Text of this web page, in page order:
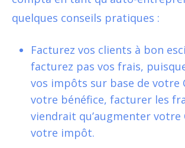
quelques conseils pratiques :
Facturez vos clients à bon
facturez pas vos frais,
vos impôts sur base de votre
votre bénéfice, facturer les
viendrait qu’augmenter votre
votre impôt.